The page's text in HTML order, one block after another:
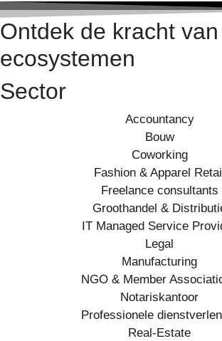
Ontdek de kracht
ecosystemen
Sector
Accountancy
Bouw
Coworking
Fashion & Apparel
Freelance consultants
Groothandel &
IT Managed Service
Legal
Manufacturing
NGO & Member
Notariskantoor
Professionele
Real-Estate